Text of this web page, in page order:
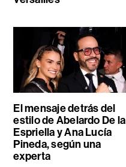
El mensaje detrás del
estilo de Abelardo De la
Espriella y Ana Lucía
Pineda, según una
experta